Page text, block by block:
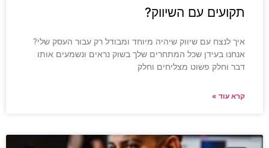
תקועים עם השיווק?
איך לנצח עם שיווק שיהיה מיוחד ומבודל רק עבור העסק שלי?
אנחנו בעידן שכל המתחרים שלך בשוק נראים ונשמעים אותו
דבר וחלק פשוט מצליחים וחלק
קרא עוד »